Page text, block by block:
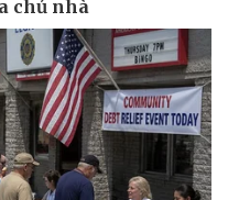
Ô tô - Xe máy
Ô tô
Xe máy
Tư vấn